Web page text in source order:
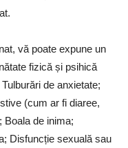
vă poate expune un
fizică și psihică
de anxietate;
(cum ar fi diaree,
Boala de inima;
Disfuncție sexuală sau